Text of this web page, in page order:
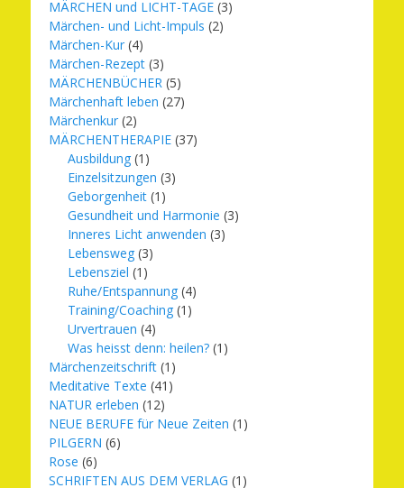
MÄRCHEN und LICHT-TAGE (3)
Märchen- und Licht-Impuls (2)
Märchen-Kur (4)
Märchen-Rezept (3)
MÄRCHENBÜCHER (5)
Märchenhaft leben (27)
Märchenkur (2)
MÄRCHENTHERAPIE (37)
Ausbildung (1)
Einzelsitzungen (3)
Geborgenheit (1)
Gesundheit und Harmonie (3)
Inneres Licht anwenden (3)
Lebensweg (3)
Lebensziel (1)
Ruhe/Entspannung (4)
Training/Coaching (1)
Urvertrauen (4)
Was heisst denn: heilen? (1)
Märchenzeitschrift (1)
Meditative Texte (41)
NATUR erleben (12)
NEUE BERUFE für Neue Zeiten (1)
PILGERN (6)
Rose (6)
SCHRIFTEN AUS DEM VERLAG (1)